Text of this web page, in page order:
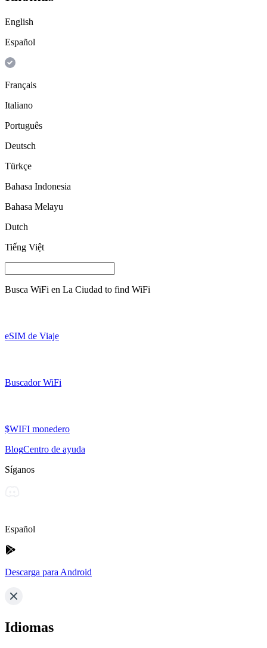
English
Español
Français
Italiano
Português
Deutsch
Türkçe
Bahasa Indonesia
Bahasa Melayu
Dutch
Tiếng Việt
Busca WiFi en La Ciudad to find WiFi
eSIM de Viaje
Buscador WiFi
$WIFI monedero
BlogCentro de ayuda
Síganos
Español
Descarga para Android
Idiomas